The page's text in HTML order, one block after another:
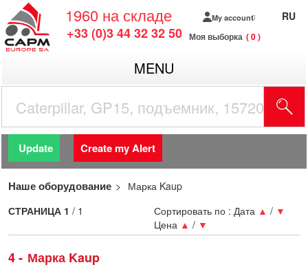
1960 на складе
+33 (0)3 44 32 32 50
My account
Моя выборка 0
RU
MENU
Update Create my Alert
Наше оборудование Марка Kaup
4 Марка Kaup
Сортировать по : Дата ▲ / ▼
Цена ▲ / ▼
СТРАНИЦА 1 / 1